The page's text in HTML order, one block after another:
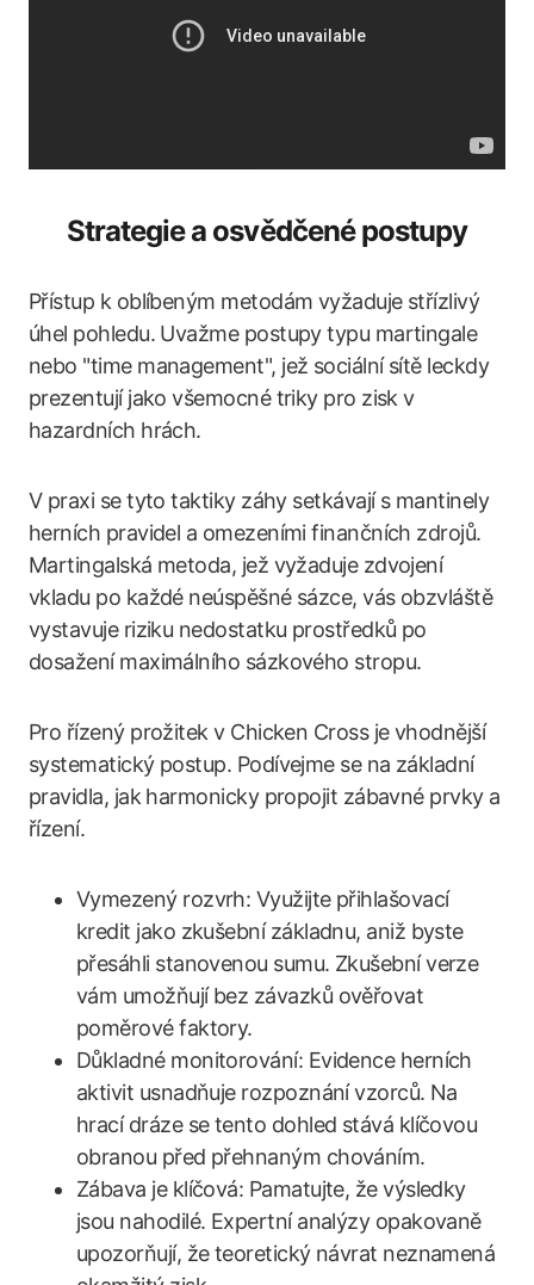
Strategie a osvědčené postupy
Přístup k oblíbeným metodám vyžaduje střízlivý
úhel pohledu. Uvažme postupy typu martingale
nebo "time management", jež sociální sítě leckdy
prezentují jako všemocné triky pro zisk v
hazardních hrách.
V praxi se tyto taktiky záhy setkávají s mantinely
herních pravidel a omezeními finančních zdrojů.
Martingalská metoda, jež vyžaduje zdvojení
vkladu po každé neúspěšné sázce, vás obzvláště
vystavuje riziku nedostatku prostředků po
dosažení maximálního sázkového stropu.
Pro řízený prožitek v Chicken Cross je vhodnější
systematický postup. Podívejme se na základní
pravidla, jak harmonicky propojit zábavné prvky a
řízení.
Vymezený rozvrh: Využijte přihlašovací
kredit jako zkušební základnu, aniž byste
přesáhli stanovenou sumu. Zkušební verze
vám umožňují bez závazků ověřovat
poměrové faktory.
Důkladné monitorování: Evidence herních
aktivit usnadňuje rozpoznání vzorců. Na
hrací dráze se tento dohled stává klíčovou
obranou před přehnaným chováním.
Zábava je klíčová: Pamatujte, že výsledky
jsou nahodilé. Expertní analýzy opakovaně
upozorňují, že teoretický návrat neznamená